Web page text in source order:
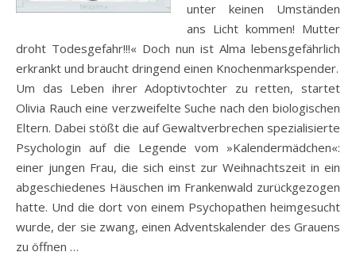
unter keinen Umständen
ans Licht kommen! Mutter
droht Todesgefahr!!!« Doch nun ist Alma lebensgefährlich
erkrankt und braucht dringend einen Knochenmarkspender.
Um das Leben ihrer Adoptivtochter zu retten, startet
Olivia Rauch eine verzweifelte Suche nach den biologischen
Eltern. Dabei stößt die auf Gewaltverbrechen spezialisierte
Psychologin auf die Legende vom »Kalendermädchen«:
einer jungen Frau, die sich einst zur Weihnachtszeit in ein
abgeschiedenes Häuschen im Frankenwald zurückgezogen
hatte. Und die dort von einem Psychopathen heimgesucht
wurde, der sie zwang, einen Adventskalender des Grauens
zu öffnen …